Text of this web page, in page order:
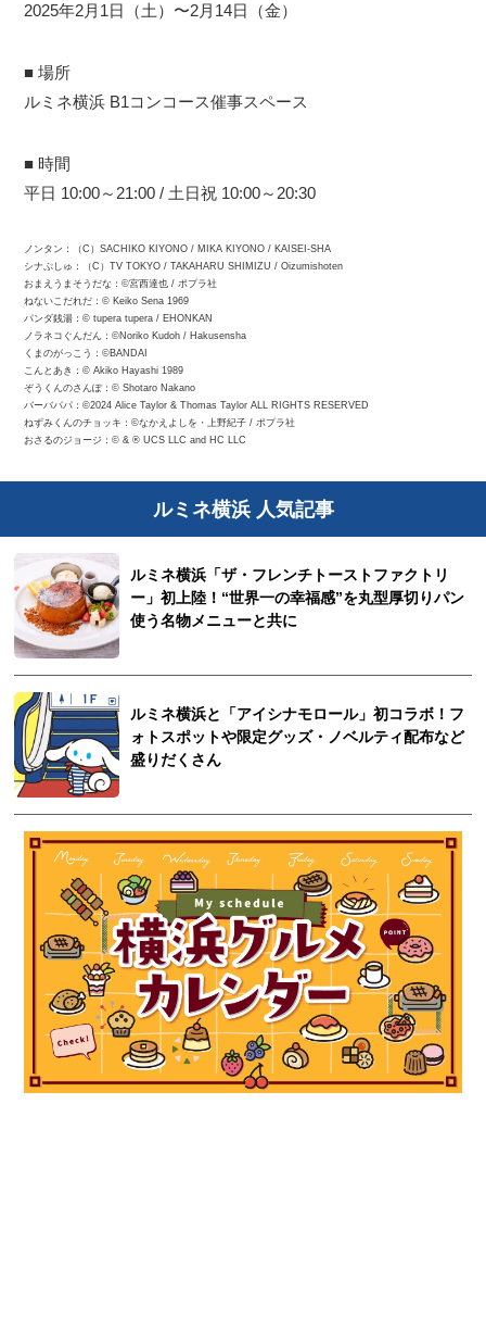
2025年2月1日（土）〜2月14日（金）
■ 場所
ルミネ横浜 B1コンコース催事スペース
■ 時間
平日 10:00～21:00 / 土日祝 10:00～20:30
ノンタン：（C）SACHIKO KIYONO / MIKA KIYONO / KAISEI-SHA
シナぷしゅ：（C）TV TOKYO / TAKAHARU SHIMIZU / Oizumishoten
おまえうまそうだな：©宮西達也 / ポプラ社
ねないこだれだ：© Keiko Sena 1969
パンダ銭湯：© tupera tupera / EHONKAN
ノラネコぐんだん：©Noriko Kudoh / Hakusensha
くまのがっこう：©︎BANDAI
こんとあき：©︎ Akiko Hayashi 1989
ぞうくんのさんぽ：©︎ Shotaro Nakano
バーバパパ：©2024 Alice Taylor & Thomas Taylor ALL RIGHTS RESERVED
ねずみくんのチョッキ：©なかえよしを・上野紀子 / ポプラ社
おさるのジョージ：© & ® UCS LLC and HC LLC
ルミネ横浜 人気記事
ルミネ横浜「ザ・フレンチトーストファクトリ
ー」初上陸！“世界一の幸福感”を丸型厚切りパン
使う名物メニューと共に
ルミネ横浜と「アイシナモロール」初コラボ！フ
ォトスポットや限定グッズ・ノベルティ配布など
盛りだくさん